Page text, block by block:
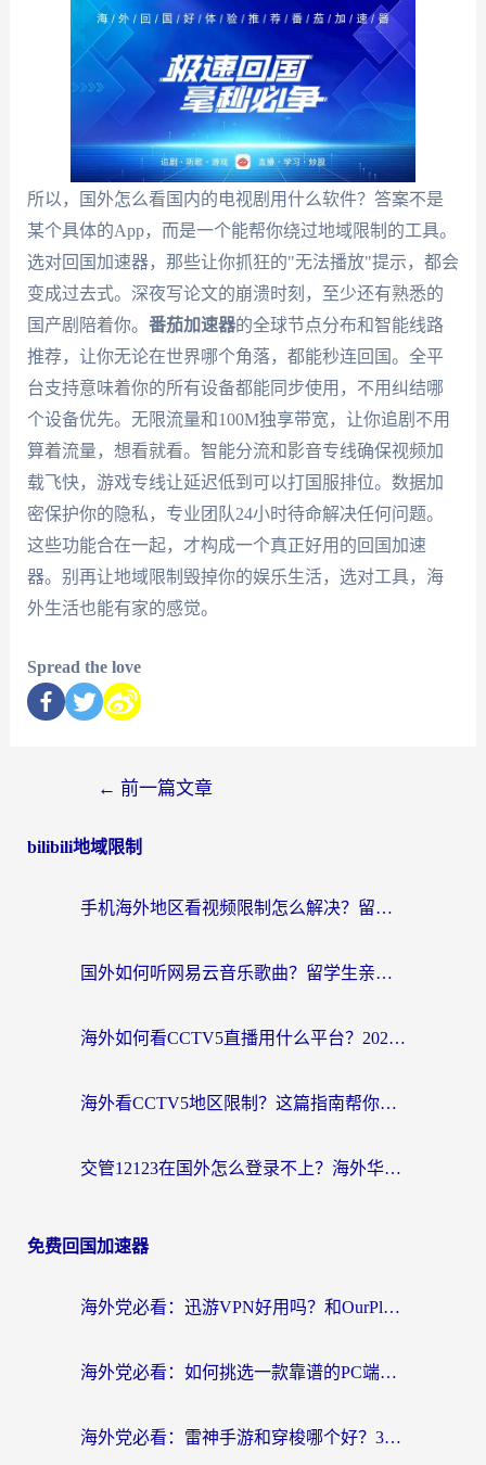
所以，国外怎么看国内的电视剧用什么软件？答案不是
某个具体的App，而是一个能帮你绕过地域限制的工具。
选对回国加速器，那些让你抓狂的"无法播放"提示，都会
变成过去式。深夜写论文的崩溃时刻，至少还有熟悉的
国产剧陪着你。 番茄加速器的全球节点分布和智能线路
推荐，让你无论在世界哪个角落，都能秒连回国。全平
台支持意味着你的所有设备都能同步使用，不用纠结哪
个设备优先。无限流量和100M独享带宽，让你追剧不用
算着流量，想看就看。智能分流和影音专线确保视频加
载飞快，游戏专线让延迟低到可以打国服排位。数据加
密保护你的隐私，专业团队24小时待命解决任何问题。
这些功能合在一起，才构成一个真正好用的回国加速
器。别再让地域限制毁掉你的娱乐生活，选对工具，海
外生活也能有家的感觉。
Spread the love
← 前一篇文章
bilibili地域限制
手机海外地区看视频限制怎么解决？留学生亲测有效的回国加速器指南
国外如何听网易云音乐歌曲？留学生亲测有效的回国加速方案
海外如何看CCTV5直播用什么平台？2026最新指南：看欧洲杯、中超、奥运不再卡
海外看CCTV5地区限制？这篇指南帮你流畅看欧洲杯、NBA还听中文解说
交管12123在国外怎么登录不上？海外华人必看的回国加速器选择指南
免费回国加速器
海外党必看：迅游VPN好用吗？和OurPlay VPN对比哪个回国效果更好？附真实体验测评
海外党必看：如何挑选一款靠谱的PC端VPN，让回国冲浪不再卡顿
海外党必看：雷神手游和穿梭哪个好？3步教你选对回国加速器（附实测对比）